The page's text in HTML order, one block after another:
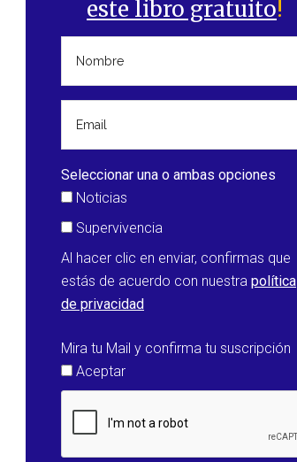
este libro gratuito!
Seleccionar una o ambas opciones
Noticias
Supervivencia
Al hacer clic en enviar, confirmas que
estás de acuerdo con nuestra política
de privacidad
Mira tu Mail y confirma tu suscripción
Aceptar